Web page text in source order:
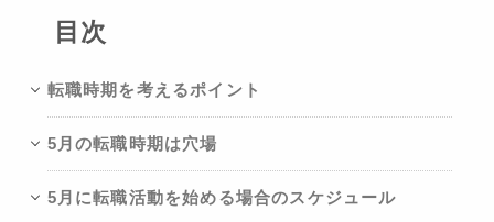
目次
転職時期を考えるポイント
5月の転職時期は穴場
5月に転職活動を始める場合のスケジュール